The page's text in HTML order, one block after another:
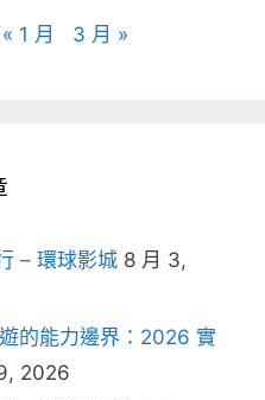
« 1 月 3 月 »
– 環球影城 8 月 3,
的能力邊界：2026 實
2026